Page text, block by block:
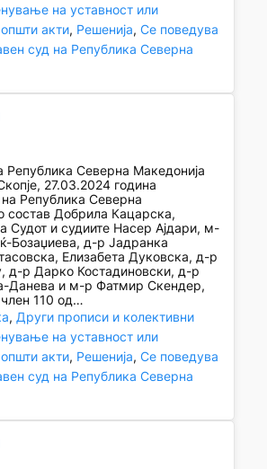
на уставност или
акти, Решенија, Се поведува
суд на Република Северна
Република Северна Македонија
27.03.2024 година
на Република Северна
состав Добрила Кацарска,
Судот и судиите Насер Ајдари, м-
Бозаџиева, д-р Јадранка
Елизабета Дуковска, д-р
д-р Дарко Костадиновски, д-р
Данева и м-р Фатмир Скендер,
110 од…
, Други прописи и колективни
на уставност или
акти, Решенија, Се поведува
суд на Република Северна